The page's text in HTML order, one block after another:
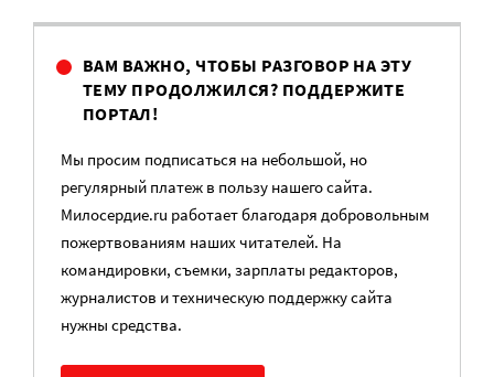
ВАМ ВАЖНО, ЧТОБЫ РАЗГОВОР НА ЭТУ
ТЕМУ ПРОДОЛЖИЛСЯ? ПОДДЕРЖИТЕ
ПОРТАЛ!
Мы просим подписаться на небольшой, но
регулярный платеж в пользу нашего сайта.
Милосердие.ru работает благодаря добровольным
пожертвованиям наших читателей. На
командировки, съемки, зарплаты редакторов,
журналистов и техническую поддержку сайта
нужны средства.